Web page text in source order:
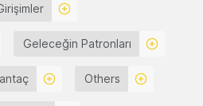
Geleceğin Patronları
Others